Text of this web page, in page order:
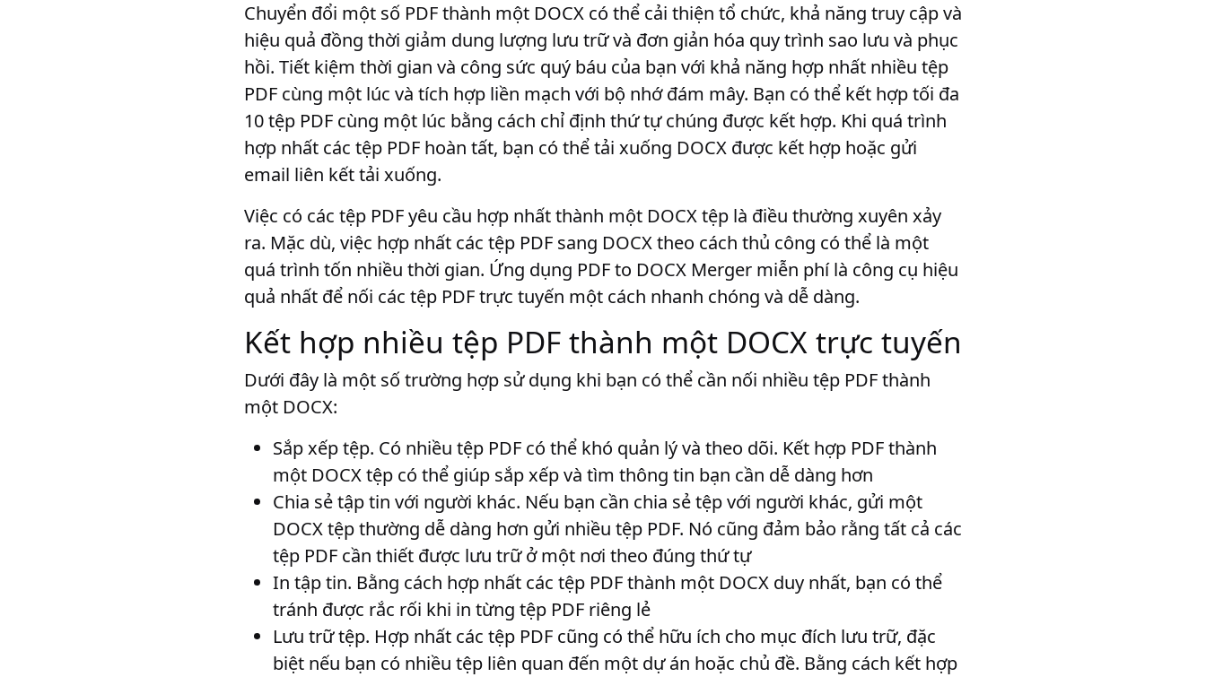
Chuyển đổi một số PDF thành một DOCX có thể cải thiện tổ chức, khả năng truy cập và
hiệu quả đồng thời giảm dung lượng lưu trữ và đơn giản hóa quy trình sao lưu và phục
hồi. Tiết kiệm thời gian và công sức quý báu của bạn với khả năng hợp nhất nhiều tệp
PDF cùng một lúc và tích hợp liền mạch với bộ nhớ đám mây. Bạn có thể kết hợp tối đa
10 tệp PDF cùng một lúc bằng cách chỉ định thứ tự chúng được kết hợp. Khi quá trình
hợp nhất các tệp PDF hoàn tất, bạn có thể tải xuống DOCX được kết hợp hoặc gửi
email liên kết tải xuống.
Việc có các tệp PDF yêu cầu hợp nhất thành một DOCX tệp là điều thường xuyên xảy
ra. Mặc dù, việc hợp nhất các tệp PDF sang DOCX theo cách thủ công có thể là một
quá trình tốn nhiều thời gian. Ứng dụng PDF to DOCX Merger miễn phí là công cụ hiệu
quả nhất để nối các tệp PDF trực tuyến một cách nhanh chóng và dễ dàng.
Kết hợp nhiều tệp PDF thành một DOCX trực tuyến
Dưới đây là một số trường hợp sử dụng khi bạn có thể cần nối nhiều tệp PDF thành
một DOCX:
Sắp xếp tệp. Có nhiều tệp PDF có thể khó quản lý và theo dõi. Kết hợp PDF thành
một DOCX tệp có thể giúp sắp xếp và tìm thông tin bạn cần dễ dàng hơn
Chia sẻ tập tin với người khác. Nếu bạn cần chia sẻ tệp với người khác, gửi một
DOCX tệp thường dễ dàng hơn gửi nhiều tệp PDF. Nó cũng đảm bảo rằng tất cả các
tệp PDF cần thiết được lưu trữ ở một nơi theo đúng thứ tự
In tập tin. Bằng cách hợp nhất các tệp PDF thành một DOCX duy nhất, bạn có thể
tránh được rắc rối khi in từng tệp PDF riêng lẻ
Lưu trữ tệp. Hợp nhất các tệp PDF cũng có thể hữu ích cho mục đích lưu trữ, đặc
biệt nếu bạn có nhiều tệp liên quan đến một dự án hoặc chủ đề. Bằng cách kết hợp